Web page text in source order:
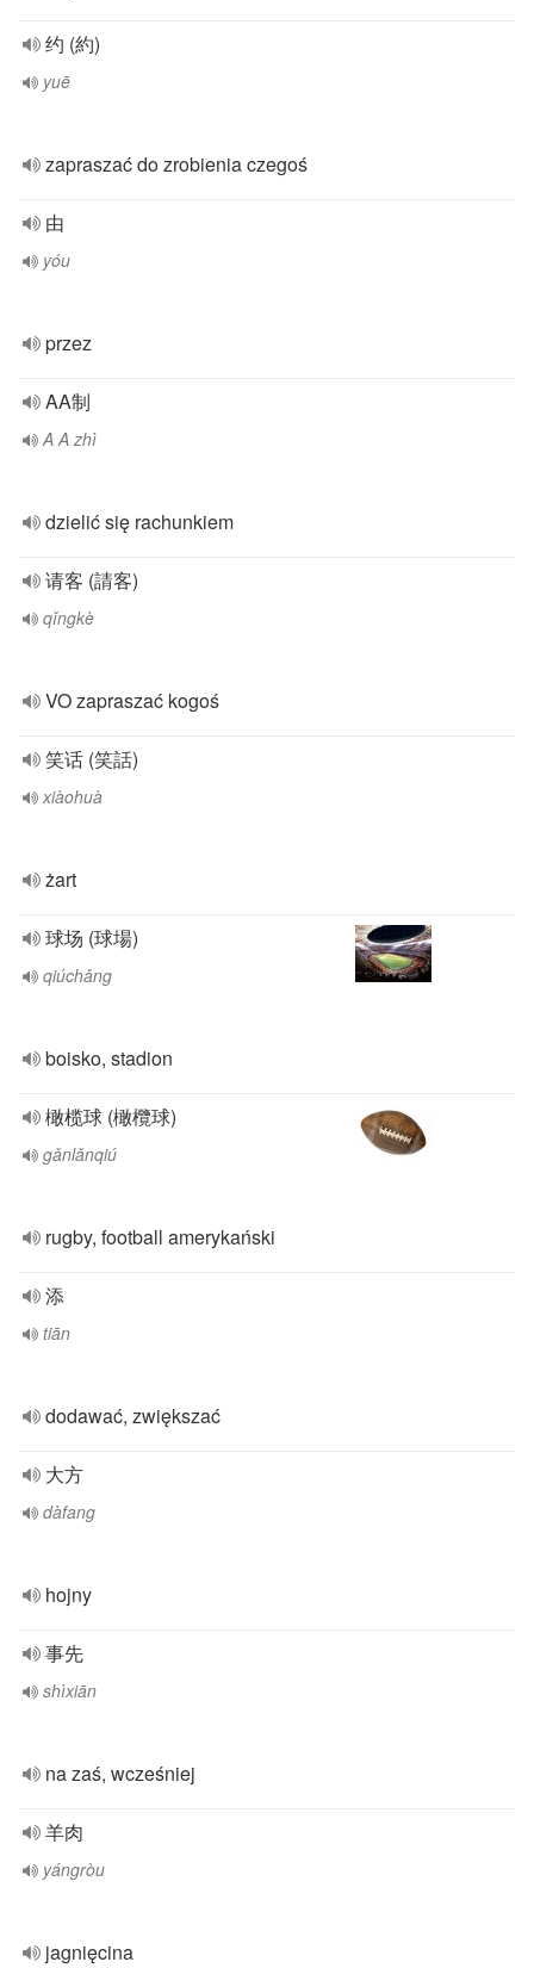
约 (約)
yuē
zapraszać do zrobienia czegoś
由
yóu
przez
AA制
A A zhì
dzielić się rachunkiem
请客 (請客)
qǐngkè
VO zapraszać kogoś
笑话 (笑話)
xiàohuà
żart
球场 (球場)
qiúchǎng
boisko, stadion
橄榄球 (橄欖球)
gǎnlǎnqiú
rugby, football amerykański
添
tiān
dodawać, zwiększać
大方
dàfang
hojny
事先
shìxiān
na zaś, wcześniej
羊肉
yángròu
jagnięcina